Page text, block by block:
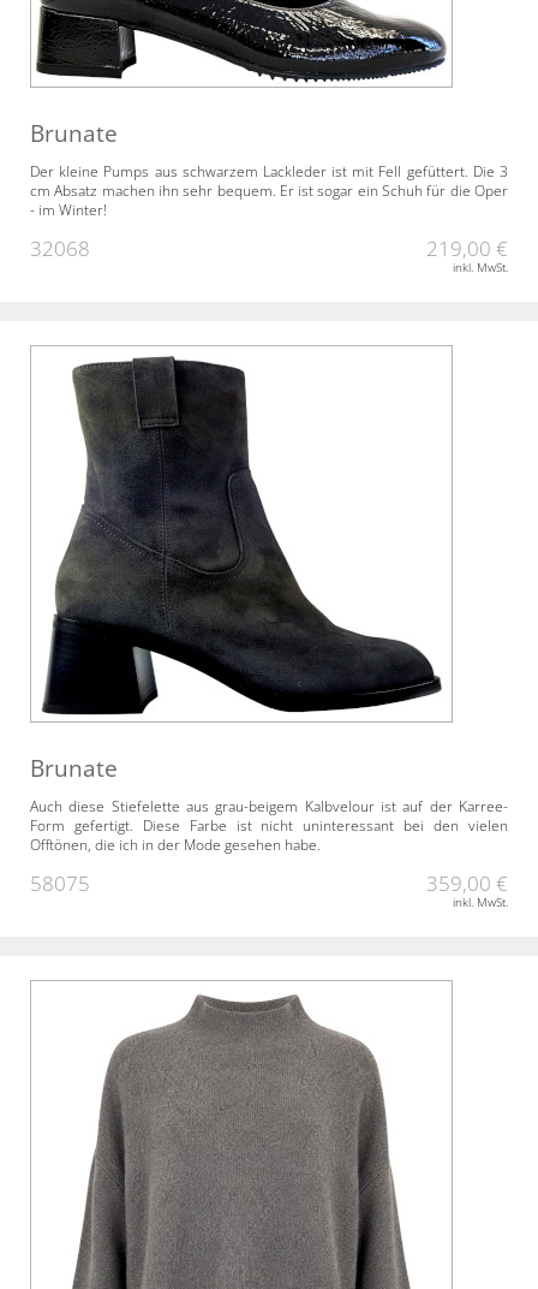
Brunate
Der kleine Pumps aus schwarzem Lackleder ist mit Fell gefüttert. Die 3
cm Absatz machen ihn sehr bequem. Er ist sogar ein Schuh für die Oper
- im Winter!
32068 219,00 €
inkl. MwSt.
Brunate
Auch diese Stiefelette aus grau-beigem Kalbvelour ist auf der Karree-
Form gefertigt. Diese Farbe ist nicht uninteressant bei den vielen
Offtönen, die ich in der Mode gesehen habe.
58075 359,00 €
inkl. MwSt.